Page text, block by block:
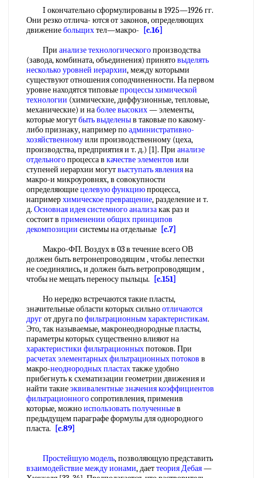
I окончательно сформулированы в 1925—1926 гг.
Они резко отлича- ются от законов, определяющих
движениебольщихтел—макро-
[c.16]
При анализе технологическогопроизводства
(завода, комбината, объединения) принятовыделять
несколькоуровней иерархии, между которыми
существуют отношения соподчиненности. На первом
уровне находятся типовыепроцессы химической
технологии (химические, диффузионные, тепловые,
механические) и наболее высоких— элементы,
которые могутбыть выделеныв таковые по какому-
либо признаку, например поадминистративно-
хозяйственномуили производственному (цеха,
производства, предприятия и т. д.) [1]. При анализе
отдельногопроцесса в качестве элементов или
ступеней иерархии могутвыступать явленияна
макро-и микроуровнях, в совокупности
определяющиецелевую функциюпроцесса,
напримерхимическое превращение, разделение и т.
д. Основная идеясистемного анализакак раз и
состоит в применении общихпринципов
декомпозиции системы на отдельные [c.7]
Макро-ФП. Воздух в 03 в течение всего ОВ
должен быть ветронепроводящим , чтобы лепестки
не соединялись, и должен быть ветропроводящим ,
чтобы не мещать переносу пыльцы.
[c.151]
Но нередко встречаются такие пласты,
значительные области которых сильноотличаются
другот друга пофильтрационным характеристикам.
Это, так называемые, макронеоднородные пласты,
параметры которых существенно влияют на
характеристики фильтрационныхпотоков. При
расчетах элементарныхфильтрационных потоков в
макро-неоднородных пластахтакже удобно
прибегнуть к схематизации геометрии движения и
найти такиеэквивалентные значениякоэффициентов
фильтрационногосопротивления, применив
которые, можноиспользовать полученныев
предыдущем параграфе формулы для однородного
пласта.
[c.89]
Простейшую модель, позволяющую представить
взаимодействие между ионами, даеттеория Дебая—